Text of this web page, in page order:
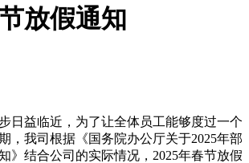
放假通知
益临近，为了让全体员工能够度过一个
，我司根据《国务院办公厅关于2025年部
》结合公司的实际情况，2025年春节放假